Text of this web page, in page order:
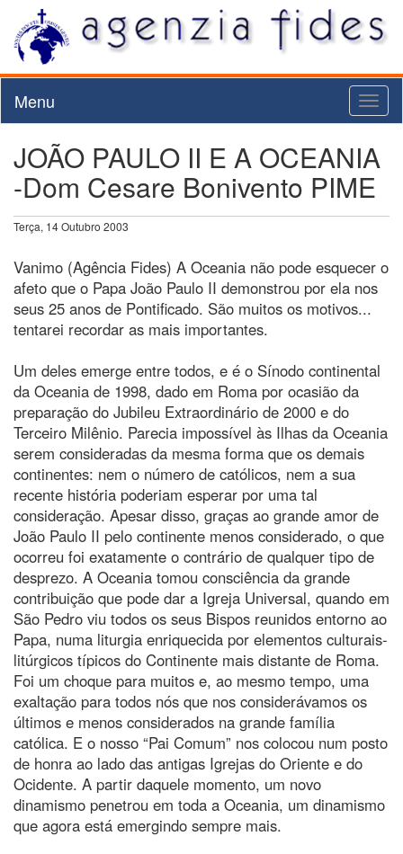
Menu
JOÃO PAULO II E A OCEANIA
-Dom Cesare Bonivento PIME
Terça, 14 Outubro 2003
Vanimo (Agência Fides) A Oceania não pode esquecer o
afeto que o Papa João Paulo II demonstrou por ela nos
seus 25 anos de Pontificado. São muitos os motivos...
tentarei recordar as mais importantes.
Um deles emerge entre todos, e é o Sínodo continental
da Oceania de 1998, dado em Roma por ocasião da
preparação do Jubileu Extraordinário de 2000 e do
Terceiro Milênio. Parecia impossível às Ilhas da Oceania
serem consideradas da mesma forma que os demais
continentes: nem o número de católicos, nem a sua
recente história poderiam esperar por uma tal
consideração. Apesar disso, graças ao grande amor de
João Paulo II pelo continente menos considerado, o que
ocorreu foi exatamente o contrário de qualquer tipo de
desprezo. A Oceania tomou consciência da grande
contribuição que pode dar a Igreja Universal, quando em
São Pedro viu todos os seus Bispos reunidos entorno ao
Papa, numa liturgia enriquecida por elementos culturais-
litúrgicos típicos do Continente mais distante de Roma.
Foi um choque para muitos e, ao mesmo tempo, uma
exaltação para todos nós que nos considerávamos os
últimos e menos considerados na grande família
católica. E o nosso “Pai Comum” nos colocou num posto
de honra ao lado das antigas Igrejas do Oriente e do
Ocidente. A partir daquele momento, um novo
dinamismo penetrou em toda a Oceania, um dinamismo
que agora está emergindo sempre mais.